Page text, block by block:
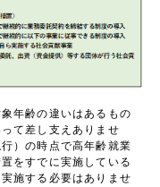
年齢の違いはあるもの
て差し支えありませ
）の時点で高年齢就業
をすでに実施している
施する必要はありませ